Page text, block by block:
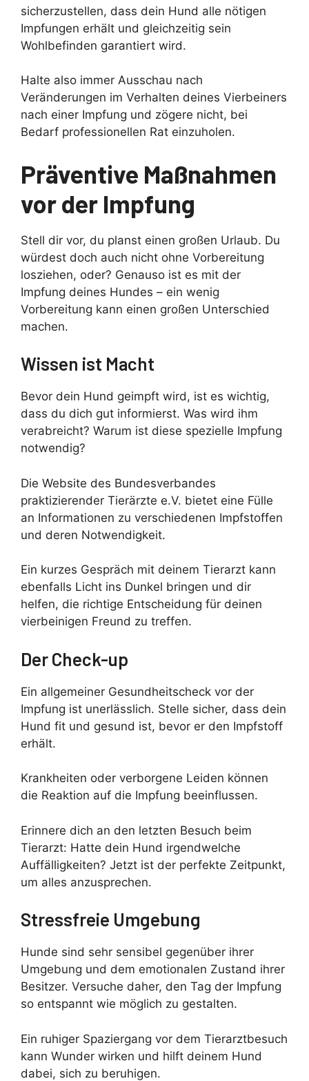
sicherzustellen, dass dein Hund alle nötigen
Impfungen erhält und gleichzeitig sein
Wohlbefinden garantiert wird.
Halte also immer Ausschau nach
Veränderungen im Verhalten deines Vierbeiners
nach einer Impfung und zögere nicht, bei
Bedarf professionellen Rat einzuholen.
Präventive Maßnahmen
vor der Impfung
Stell dir vor, du planst einen großen Urlaub. Du
würdest doch auch nicht ohne Vorbereitung
losziehen, oder? Genauso ist es mit der
Impfung deines Hundes – ein wenig
Vorbereitung kann einen großen Unterschied
machen.
Wissen ist Macht
Bevor dein Hund geimpft wird, ist es wichtig,
dass du dich gut informierst. Was wird ihm
verabreicht? Warum ist diese spezielle Impfung
notwendig?
Die Website des Bundesverbandes
praktizierender Tierärzte e.V. bietet eine Fülle
an Informationen zu verschiedenen Impfstoffen
und deren Notwendigkeit.
Ein kurzes Gespräch mit deinem Tierarzt kann
ebenfalls Licht ins Dunkel bringen und dir
helfen, die richtige Entscheidung für deinen
vierbeinigen Freund zu treffen.
Der Check-up
Ein allgemeiner Gesundheitscheck vor der
Impfung ist unerlässlich. Stelle sicher, dass dein
Hund fit und gesund ist, bevor er den Impfstoff
erhält.
Krankheiten oder verborgene Leiden können
die Reaktion auf die Impfung beeinflussen.
Erinnere dich an den letzten Besuch beim
Tierarzt: Hatte dein Hund irgendwelche
Auffälligkeiten? Jetzt ist der perfekte Zeitpunkt,
um alles anzusprechen.
Stressfreie Umgebung
Hunde sind sehr sensibel gegenüber ihrer
Umgebung und dem emotionalen Zustand ihrer
Besitzer. Versuche daher, den Tag der Impfung
so entspannt wie möglich zu gestalten.
Ein ruhiger Spaziergang vor dem Tierarztbesuch
kann Wunder wirken und hilft deinem Hund
dabei, sich zu beruhigen.